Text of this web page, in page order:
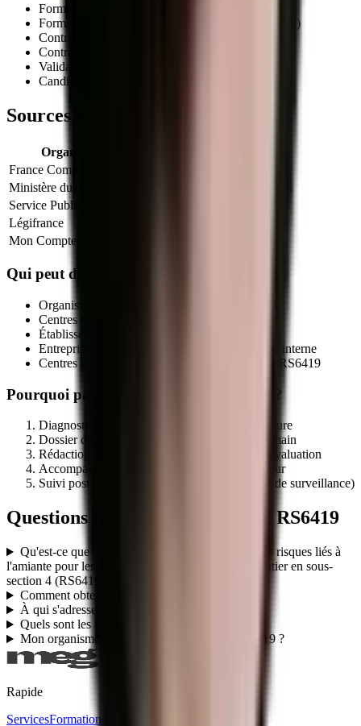
Formation initiale (en centre de formation agréé)
Formation continue (salariés, demandeurs d'emploi)
Contrat d'apprentissage
Contrat de professionnalisation
Validation des Acquis de l'Expérience (VAE)
Candidature libre auprès d'un centre habilité
Sources officielles et références
Organisme
France Compétences
Ministère du Travail
Service Public
Légifrance
Mon Compte Formation
Qui peut délivrer le titre
Organismes de formation déclarés (NDA actif)
Centres de formation d'apprentis (CFA)
Établissements publics de formation
Entreprises qualifiées via leur service formation interne
Centres habilités par le certificateur sur la fiche
RS6419
Pourquoi passer par MEG Business 360 ?
Diagnostic préalable d'éligibilité de votre structure
Dossier d'habilitation centre évaluateur clé en main
Rédaction programme + référentiel + outils d'évaluation
Accompagnement audit initial par le certificateur
Suivi post-habilitation (renouvellement, audits de surveillance)
Questions fréquentes sur le titre RS6419
Qu'est-ce que le titre professionnel Prévention des risques liés à
l'amiante pour les personnels d'encadrement de chantier en sous-
section 4 (RS6419) ?
Comment obtenir le titre RS6419 ?
À qui s'adresse ce titre RS6419 ?
Quels sont les débouchés du titre RS6419 ?
Mon organisme peut-il faire passer le titre RS6419 ?
Rapide
ServicesFormations